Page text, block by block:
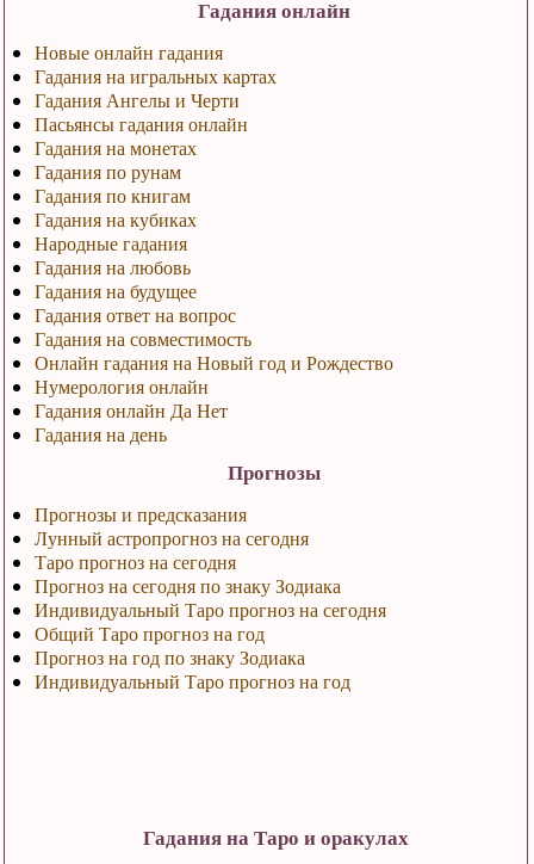
Гадания онлайн
Новые онлайн гадания
Гадания на игральных картах
Гадания Ангелы и Черти
Пасьянсы гадания онлайн
Гадания на монетах
Гадания по рунам
Гадания по книгам
Гадания на кубиках
Народные гадания
Гадания на любовь
Гадания на будущее
Гадания ответ на вопрос
Гадания на совместимость
Онлайн гадания на Новый год и Рождество
Нумерология онлайн
Гадания онлайн Да Нет
Гадания на день
Прогнозы
Прогнозы и предсказания
Лунный астропрогноз на сегодня
Таро прогноз на сегодня
Прогноз на сегодня по знаку Зодиака
Индивидуальный Таро прогноз на сегодня
Общий Таро прогноз на год
Прогноз на год по знаку Зодиака
Индивидуальный Таро прогноз на год
Гадания на Таро и оракулах